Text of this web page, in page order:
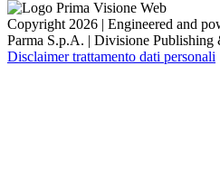
Copyright 2026 | Engineered and
Parma S.p.A. | Divisione
Disclaimer trattamento dati personali